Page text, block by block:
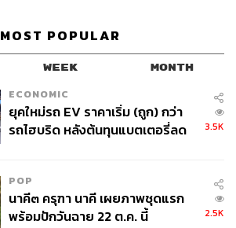
MOST POPULAR
WEEK MONTH
ECONOMIC
ยุคใหม่รถ EV ราคาเริ่ม (ถูก) กว่า
รถไฮบริด หลังต้นทุนแบตเตอรี่ลด
3.5K
POP
นาคี๓ ครุฑา นาคี เผยภาพชุดแรก
พร้อมปักวันฉาย 22 ต.ค. นี้
2.5K